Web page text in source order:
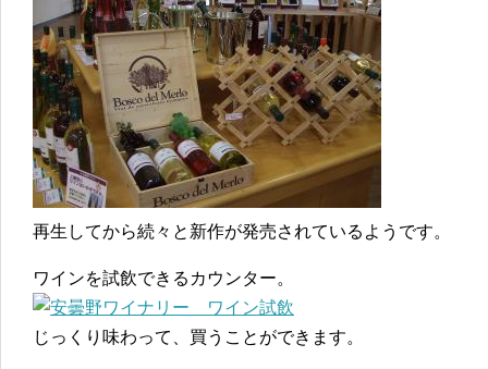
再生してから続々と新作が発売されているようです。
ワインを試飲できるカウンター。
じっくり味わって、買うことができます。